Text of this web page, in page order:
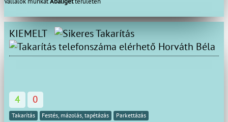
azonnal S.O.S. : Teraszépítés.
: Kerítés. : Tárolók,melléképületek.
: Bontás. :
Térbetonozás. : Hideg-Meleg burkolás.
: Festés-mázolás. :
KIEMELT
Horváth Béla
4 0
Takarítás Festés, mázolás, tapétázás Parkettázás